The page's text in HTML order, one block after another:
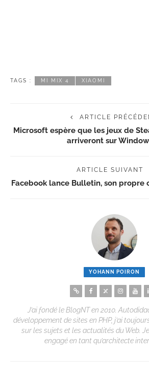
TAGS : MI MIX 4 XIAOMI
ARTICLE
Microsoft espère que les jeux de
arriveront sur
ARTICLE SUIVANT
Facebook lance Bulletin, son
YOHANN POIRON
J’ai fondé le BlogNT en 2010.
développement de sites en PHP, j’ai
sur les sujets et les actualités du Web.
engagé en tant qu’architecte